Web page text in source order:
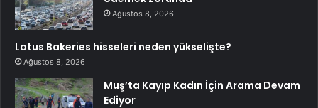
Ağustos 8, 2026
Lotus Bakeries hisseleri neden yükselişte?
Ağustos 8, 2026
Muş’ta Kayıp Kadın İçin Arama Devam
Ediyor